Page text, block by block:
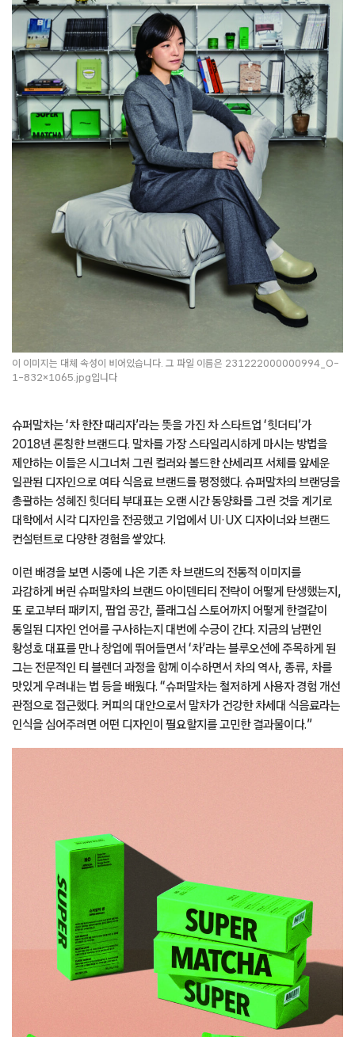
이 이미지는 대체 속성이 비어있습니다. 그 파일 이름은 231222000000994_O-
1-832×1065.jpg입니다
슈퍼말차는 ‘차 한잔 때리자’라는 뜻을 가진 차 스타트업 ‘힛더티’가
2018년 론칭한 브랜드다. 말차를 가장 스타일리시하게 마시는 방법을
제안하는 이들은 시그너처 그린 컬러와 볼드한 산세리프 서체를 앞세운
일관된 디자인으로 여타 식음료 브랜드를 평정했다. 슈퍼말차의 브랜딩을
총괄하는 성혜진 힛더티 부대표는 오랜 시간 동양화를 그린 것을 계기로
대학에서 시각 디자인을 전공했고 기업에서 UI·UX 디자이너와 브랜드
컨설턴트로 다양한 경험을 쌓았다.
이런 배경을 보면 시중에 나온 기존 차 브랜드의 전통적 이미지를
과감하게 버린 슈퍼말차의 브랜드 아이덴티티 전략이 어떻게 탄생했는지,
또 로고부터 패키지, 팝업 공간, 플래그십 스토어까지 어떻게 한결같이
통일된 디자인 언어를 구사하는지 대번에 수긍이 간다. 지금의 남편인
황성호 대표를 만나 창업에 뛰어들면서 ‘차’라는 블루오션에 주목하게 된
그는 전문적인 티 블렌더 과정을 함께 이수하면서 차의 역사, 종류, 차를
맛있게 우려내는 법 등을 배웠다. “슈퍼말차는 철저하게 사용자 경험 개선
관점으로 접근했다. 커피의 대안으로서 말차가 건강한 차세대 식음료라는
인식을 심어주려면 어떤 디자인이 필요할지를 고민한 결과물이다.”